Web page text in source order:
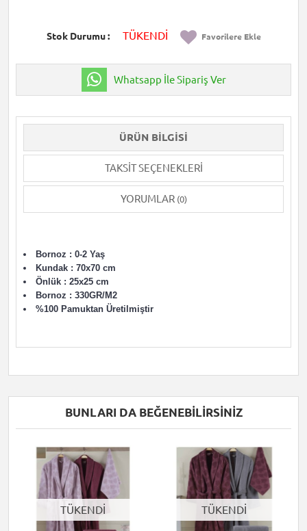
Stok Durumu TÜKENDİ Favorilere Ekle
Whatsapp İle Sipariş Ver
ÜRÜN BILGISI
TAKSIT SEÇENEKLERI
YORUMLAR (0)
Bornoz : 0-2 Yaş
Kundak : 70x70 cm
Önlük : 25x25 cm
Bornoz : 330GR/M2
%100 Pamuktan Üretilmiştir
BUNLARI DA BEĞENEBILIRSINIZ
TÜKENDİ TÜKENDİ